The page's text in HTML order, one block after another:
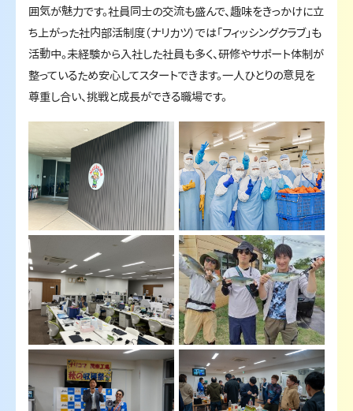
囲気が魅力です。社員同士の交流も盛んで、趣味をきっかけに立
ち上がった社内部活制度（ナリカツ）では「フィッシングクラブ」も
活動中。未経験から入社した社員も多く、研修やサポート体制が
整っているため安心してスタートできます。一人ひとりの意見を
尊重し合い、挑戦と成長ができる職場です。